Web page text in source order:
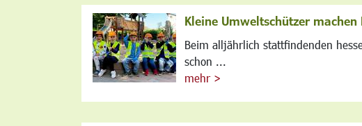
Kleine Umweltschützer
Beim alljährlich stattfindenden
schon ...
mehr >